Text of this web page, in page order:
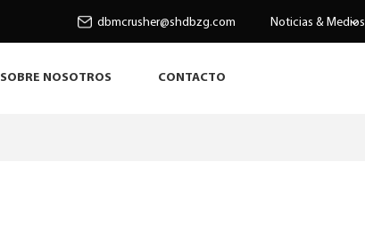
dbmcrusher@shdbzg.com Noticias & Medios
SOBRE NOSOTROS CONTACTO